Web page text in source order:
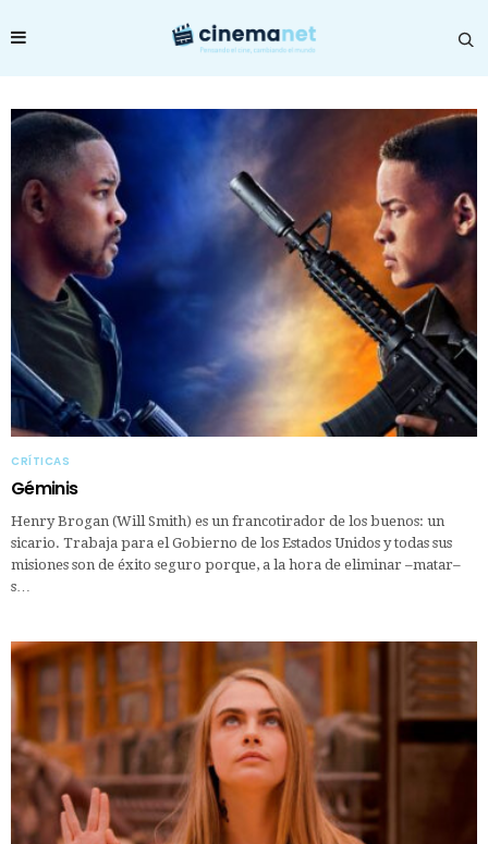
CRÍTICAS
Géminis
Henry Brogan (Will Smith) es un francotirador de los buenos: un
sicario. Trabaja para el Gobierno de los Estados Unidos y todas sus
misiones son de éxito seguro porque, a la hora de eliminar –matar–
s…